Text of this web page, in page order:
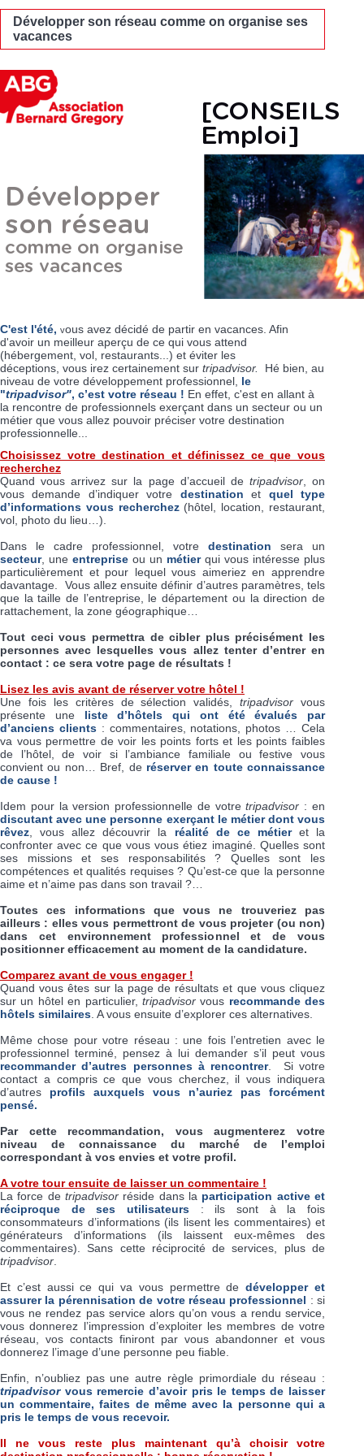
Développer son réseau comme on organise ses
vacances
C'est l'été, vous avez décidé de partir en vacances. Afin
d'avoir un meilleur aperçu de ce qui vous attend
(hébergement, vol, restaurants...) et éviter les
déceptions, vous irez certainement sur tripadvisor.
Hé bien, au
niveau de votre développement professionnel, le
"tripadvisor", c’est votre réseau ! En effet, c'est en allant à
la rencontre de professionnels exerçant dans un secteur ou un
métier que vous allez pouvoir préciser votre destination
professionnelle...
Choisissez votre destination et définissez ce que vous
recherchez
Quand vous arrivez sur la page d’accueil de tripadvisor, on
vous demande d’indiquer votre destinationet quel type
d’informations vous recherchez(hôtel, location, restaurant,
vol, photo du lieu…).
Dans le cadre professionnel, votre destination sera un
secteur, une entreprise ou un métierqui vous intéresse plus
particulièrement et pour lequel vous aimeriez en apprendre
davantage. Vous allez ensuite définir d’autres paramètres, tels
que la taille de l’entreprise, le département ou la direction de
rattachement, la zone géographique…
Tout ceci vous permettra de cibler plus précisément les
personnes avec lesquelles vous allez tenter d’entrer en
contact : ce sera votre page de résultats !
Lisez les avis avant de réserver votre hôtel !
Une fois les critères de sélection validés,tripadvisor vous
présente une liste d’hôtels qui ont été évalués par
d’anciens clients: commentaires, notations, photos … Cela
va vous permettre de voir les points forts et les points faibles
de l’hôtel, de voir si l’ambiance familiale ou festive vous
convient ou non… Bref, de réserver en toute connaissance
de cause !
Idem pour la version professionnelle de votretripadvisor : en
discutant avec une personne exerçant le métier dont vous
rêvez , vous allez découvrir la réalité de ce métieret la
confronter avec ce que vous vous étiez imaginé. Quelles sont
ses missions et ses responsabilités ? Quelles sont les
compétences et qualités requises ? Qu’est-ce que la personne
aime et n’aime pas dans son travail ?…
Toutes ces informations que vous ne trouveriez pas
ailleurs : elles vous permettront de vous projeter (ou non)
dans cet environnement professionnel et de vous
positionner efficacement au moment de la candidature.
Comparez avant de vous engager !
Quand vous êtes sur la page de résultats et que vous cliquez
sur un hôtel en particulier, tripadvisorvous recommande des
hôtels similaires . A vous ensuite d’explorer ces alternatives.
Même chose pour votre réseau : une fois l’entretien avec le
professionnel terminé, pensez à lui demander s’il peut vous
recommander d’autres personnes à rencontrer. Si votre
contact a compris ce que vous cherchez, il vous indiquera
d’autres profils auxquels vous n’auriez pas forcément
pensé.
Par cette recommandation, vous augmenterez votre
niveau de connaissance du marché de l’emploi
correspondant à vos envies et votre profil.
A votre tour ensuite de laisser un commentaire !
La force de tripadvisor réside dans la participation active et
réciproque de ses utilisateurs : ils sont à la fois
consommateurs d’informations (ils lisent les commentaires) et
générateurs d’informations (ils laissent eux-mêmes des
commentaires). Sans cette réciprocité de services, plus de
tripadvisor
Et c’est aussi ce qui va vous permettre dedévelopper et
assurer la pérennisation de votre réseau professionnel : si
vous ne rendez pas service alors qu’on vous a rendu service,
vous donnerez l’impression d’exploiter les membres de votre
réseau, vos contacts finiront par vous abandonner et vous
donnerez l’image d’une personne peu fiable.
Enfin, n’oubliez pas une autre règle primordiale du réseau :
tripadvisor vous remercie d’avoir pris le temps de laisser
un commentaire, faites de même avec la personne qui a
pris le temps de vous recevoir.
Il ne vous reste plus maintenant qu’à choisir votre